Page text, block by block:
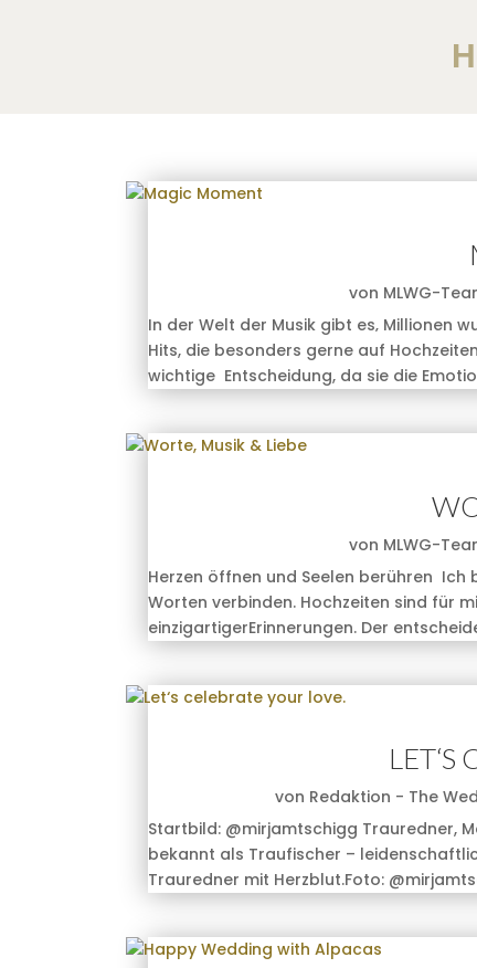
von MLWG-
In der Welt der Musik gibt es‚ Millionen
Hits, die besonders gerne auf
wichtige Entscheidung, da sie die
von MLWG-
Herzen öffnen und Seelen berühren
Worten verbinden. Hochzeiten sind für
einzigartigerErinnerungen. Der
LET‘S
von Redaktion - The
Startbild: @mirjamtschigg Trauredner,
bekannt als Traufischer –
Trauredner mit Herzblut.Foto: